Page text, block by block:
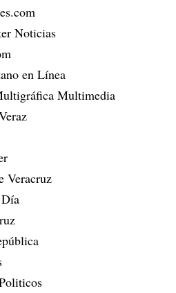
Noticias
en Línea
Multimedia
Veracruz